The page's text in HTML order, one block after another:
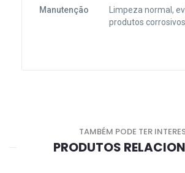
Manutenção
Limpeza normal,
produtos corrosivos.
TAMBÉM PODE TER
PRODUTOS